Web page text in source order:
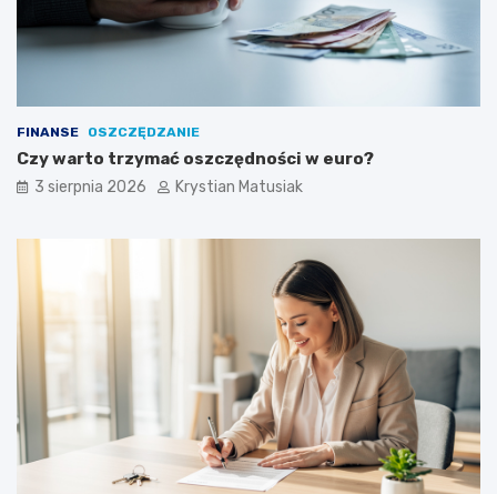
FINANSE OSZCZĘDZANIE
Czy warto trzymać oszczędności w euro?
3 sierpnia 2026 Krystian Matusiak